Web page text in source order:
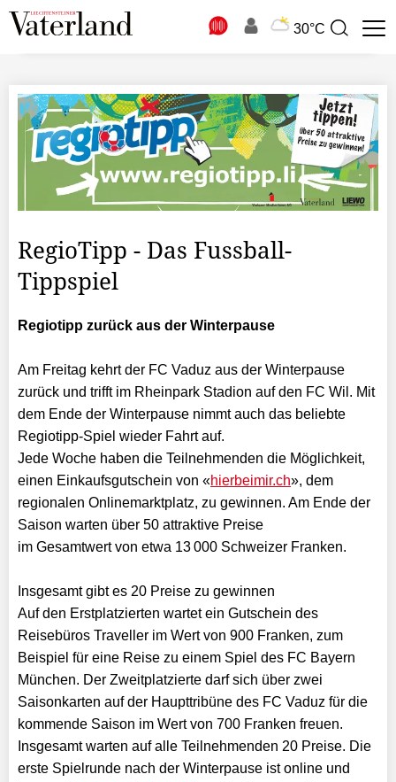
30°C
Suchbegriff
RegioTipp - Das Fussball-
Tippspiel
Regiotipp zurück aus der Winterpause
Am Freitag kehrt der FC Vaduz aus der Winterpause
zurück und trifft im Rheinpark Stadion auf den FC Wil. Mit
dem Ende der Winterpause nimmt auch das beliebte
Regiotipp-Spiel wieder Fahrt auf.
Jede Woche haben die Teilnehmenden die Möglichkeit,
einen Einkaufsgutschein von «hierbeimir.ch», dem
regionalen Onlinemarktplatz, zu gewinnen. Am Ende der
Saison warten über 50 attraktive Preise
im Gesamtwert von etwa 13 000 Schweizer Franken.
Insgesamt gibt es 20 Preise zu gewinnen
Auf den Erstplatzierten wartet ein Gutschein des
Reisebüros Traveller im Wert von 900 Franken, zum
Beispiel für eine Reise zu einem Spiel des FC Bayern
München. Der Zweitplatzierte darf sich über zwei
Saisonkarten auf der Haupttribüne des FC Vaduz für die
kommende Saison im Wert von 700 Franken freuen.
Insgesamt warten auf alle Teilnehmenden 20 Preise. Die
erste Spielrunde nach der Winterpause ist online und